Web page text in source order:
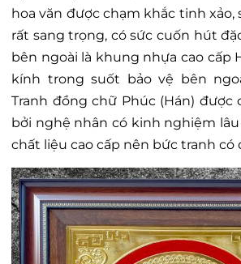
hoa văn được chạm khắc tinh xảo,
rất sang trọng, có sức cuốn hút
bên ngoài là khung nhựa cao cấp
kính trong suốt bảo vệ bên
Tranh đồng chữ Phúc (Hán) được
bởi nghệ nhân có kinh nghiệm
chất liệu cao cấp nên bức tranh có